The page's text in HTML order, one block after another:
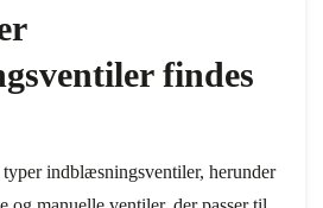
findes
indblæsningsventiler, herunder